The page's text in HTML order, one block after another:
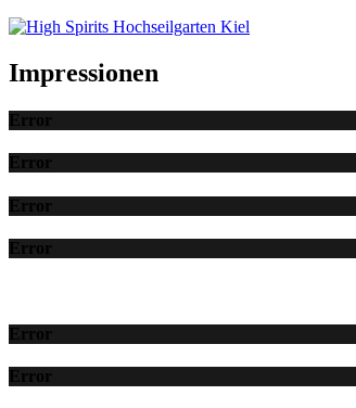
Impressionen
Error
Error
Error
Error
Error
Error